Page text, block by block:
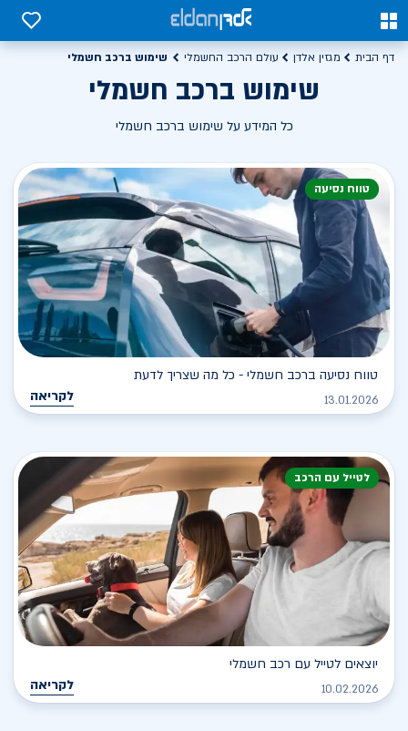
0
0
דף הבית מגזין אלדן עולם הרכב החשמלי שימוש ברכב חשמלי
שימוש ברכב חשמלי
כל המידע על שימוש ברכב חשמלי
טווח נסיעה
טווח נסיעה ברכב חשמלי - כל מה שצריך לדעת
13.01.2026 לקריאה
לטייל עם הרכב
יוצאים לטייל עם רכב חשמלי
10.02.2026 לקריאה